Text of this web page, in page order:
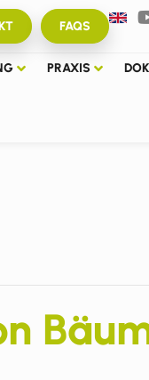
FAQS
PRAXIS